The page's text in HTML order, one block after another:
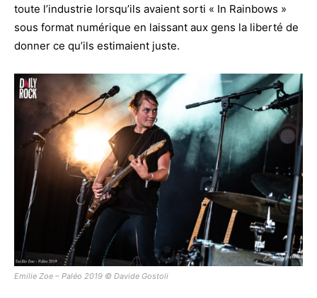
toute l’industrie lorsqu’ils avaient sorti « In Rainbows »
sous format numérique en laissant aux gens la liberté de
donner ce qu’ils estimaient juste.
Emilie Zoe – Paléo 2019 © Davide Gostoli